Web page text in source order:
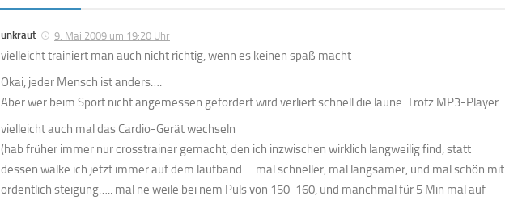
unkraut 9. Mai 2009 um 19:20 Uhr
vielleicht trainiert man auch nicht richtig, wenn es keinen spaß macht
Okai, jeder Mensch ist anders….
Aber wer beim Sport nicht angemessen gefordert wird verliert schnell die laune. Trotz MP3-Player.
vielleicht auch mal das Cardio-Gerät wechseln
(hab früher immer nur crosstrainer gemacht, den ich inzwischen wirklich langweilig find, statt
dessen walke ich jetzt immer auf dem laufband…. mal schneller, mal langsamer, und mal schön mit
ordentlich steigung….. mal ne weile bei nem Puls von 150-160, und manchmal für 5 Min mal auf